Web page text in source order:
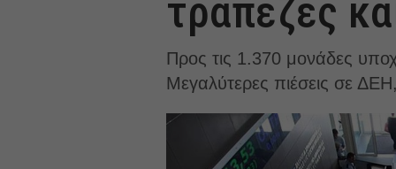
τράπεζες
Προς τις 1.370 μονάδες
Μεγαλύτερες πιέσεις σε